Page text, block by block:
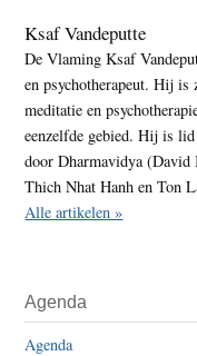
Ksaf Vandeputte
De Vlaming Ksaf
en psychotherapeut. Hij is
meditatie en
eenzelfde gebied. Hij is lid
door Dharmavidya (David
Thich Nhat Hanh en Ton
Alle artikelen »
Agenda
Agenda